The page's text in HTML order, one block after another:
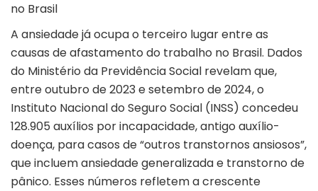
no Brasil
A ansiedade já ocupa o terceiro lugar entre as
causas de afastamento do trabalho no Brasil. Dados
do Ministério da Previdência Social revelam que,
entre outubro de 2023 e setembro de 2024, o
Instituto Nacional do Seguro Social (INSS) concedeu
128.905 auxílios por incapacidade, antigo auxílio-
doença, para casos de “outros transtornos ansiosos”,
que incluem ansiedade generalizada e transtorno de
pânico. Esses números refletem a crescente